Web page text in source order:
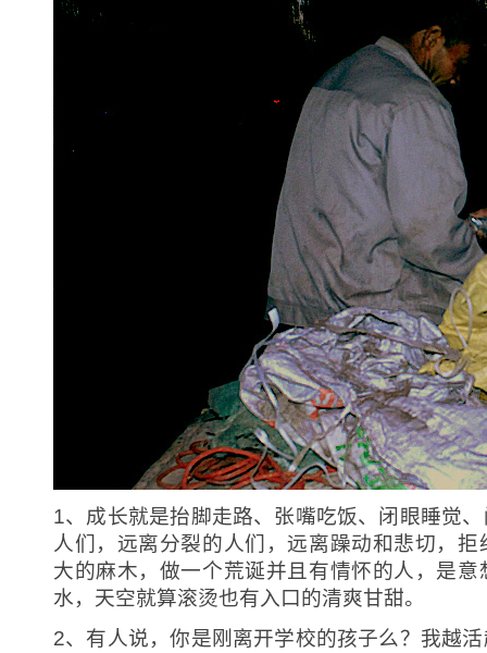
1、成长就是抬脚走路、张嘴吃饭、闭眼睡觉
人们，远离分裂的人们，远离躁动和悲切，
大的麻木，做一个荒诞并且有情怀的人，是
水，天空就算滚烫也有入口的清爽甘甜。
2、有人说，你是刚离开学校的孩子么？我越